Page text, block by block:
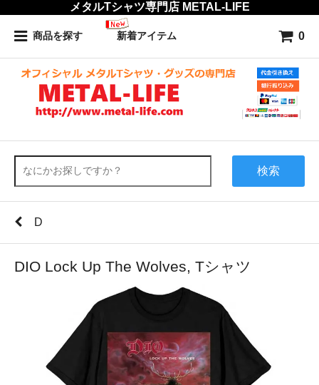
メタルTシャツ専門店 METAL-LIFE
商品を探す 新着アイテム 0
検索
D
DIO Lock Up The Wolves, Tシャツ